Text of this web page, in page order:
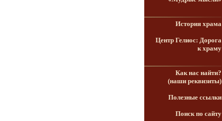
История храма
Центр Гелиос: Дорога
к храму
Как нас найти?
(наши реквизиты)
Полезные ссылки
Поиск по сайту